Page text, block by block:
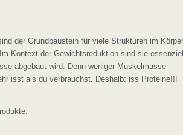
der Grundbaustein für viele Strukturen im
Kontext der Gewichtsreduktion sind sie
abgebaut wird. Denn weniger Muskelmasse
isst als du verbrauchst. Deshalb: iss Proteine!!!